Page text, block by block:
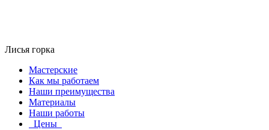
Лисья горка
Мастерские
Как мы работаем
Наши преимущества
Материалы
Наши работы
Цены